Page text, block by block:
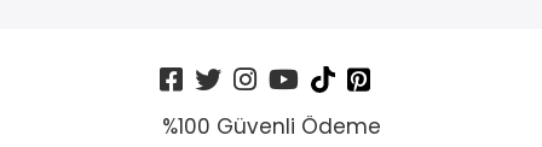
%100 Güvenli Ödeme